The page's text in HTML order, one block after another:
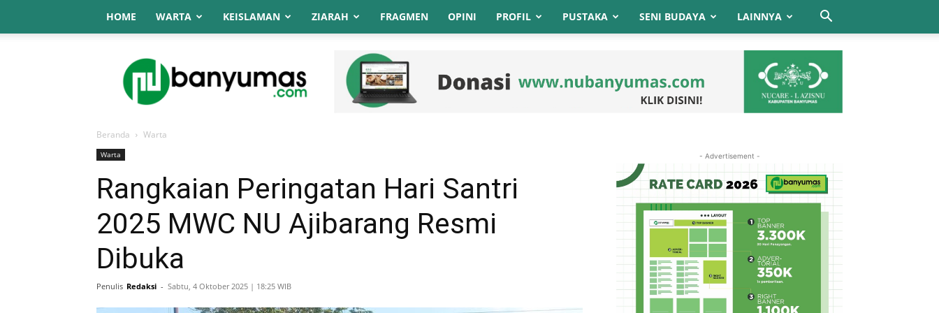
HOME WARTA KEISLAMAN ZIARAH FRAGMEN OPINI PROFIL PUSTAKA SENI BUDAYA LAINNYA
NU
Online
Banyumas
Beranda Warta
Warta
Rangkaian Peringatan Hari Santri
2025 MWC NU Ajibarang Resmi
Dibuka
Penulis Redaksi - Sabtu, 4 Oktober 2025 | 18:25 WIB
- Advertisement -